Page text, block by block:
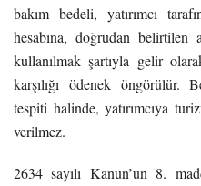
bakım bedeli, yatırımcı
hesabına, doğrudan belirtilen
kullanılmak şartıyla gelir
karşılığı ödenek öngörülür.
tespiti halinde, yatırımcıya
verilmez.
2634 sayılı Kanun’un 8.